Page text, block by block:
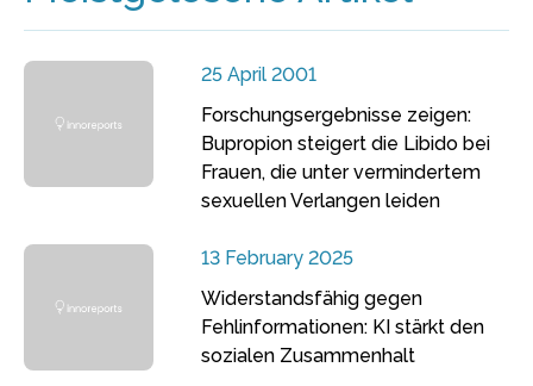
25 April 2001
Forschungsergebnisse zeigen:
Bupropion steigert die Libido bei
Frauen, die unter vermindertem
sexuellen Verlangen leiden
13 February 2025
Widerstandsfähig gegen
Fehlinformationen: KI stärkt den
sozialen Zusammenhalt